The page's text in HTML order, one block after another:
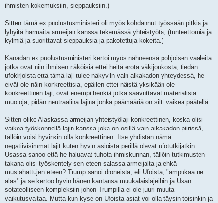
ihmisten kokemuksiin, sieppauksiin.)
Sitten tämä ex puolustusministeri oli myös kohdannut työssään pitkiä ja
lyhyitä harmaita armeijan kanssa tekemässä yhteistyötä, (tunteettomia ja
kylmiä ja suorittavat sieppauksia ja pakotettuja kokeita.)
Kanadan ex puolustusministeri kertoi myös nähneensä pohjoisen vaaleita
jotka ovat niin ihmisen näköisiä ettei heitä erota väkijoukosta, tiedän
ufokirjoista että tämä laji tulee näkyviin vain aikakadon yhteydessä, he
eivät ole näin konkreettisia, epäilen ettei näistä yksikään ole
konkreettinen laji, ovat enempi henkiä jotka saavuttavat materialisia
muotoja, pidän neutraalina lajina jonka päämääriä on silti vaikea päätellä.
Sitten oliko Alaskassa armeijan yhteistyölaji konkreettinen, koska olisi
vaikea työskennellä lajin kanssa joka on esillä vain aikakadon piirissä,
tällöin voisi hyvinkin olla konkreettinen. Itse yhdistän nämä
negatiivisimmat lajit kuten hyvin asioista perillä olevat ufotutkijatkin
Usassa sanoo että he haluavat tuhota ihmiskunnan, tällöin tutkimusten
takana olisi työskentely sen eteen salassa armeijalta ja ehkä
mustahattujen eteen? Trump sanoi droneista, eli Ufoista, "ampukaa ne
alas" ja se kertoo hyvin hänen kantansa muukalaislajeihin ja Usan
sotateolliseen kompleksiin johon Trumpilla ei ole juuri muuta
vaikutusvaltaa. Mutta kun kyse on Ufoista asiat voi olla täysin toisinkin ja